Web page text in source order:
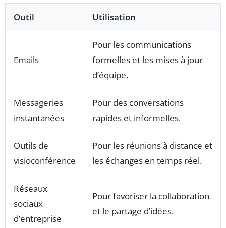
Outil Utilisation
Emails
Pour les communications
formelles et les mises à jour
d’équipe.
Messageries
instantanées
Pour des conversations
rapides et informelles.
Outils de
visioconférence
Pour les réunions à distance et
les échanges en temps réel.
Réseaux
sociaux
d’entreprise
Pour favoriser la collaboration
et le partage d’idées.